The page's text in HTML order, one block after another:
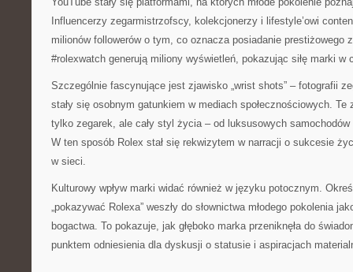
Influencerzy zegarmistrzofscy, kolekcjonerzy i lifestyle’owi
milionów followerów o tym, co oznacza posiadanie prestiżowego
#rolexwatch generują miliony wyświetleń, pokazując siłę marki w
Szczególnie fascynujące jest zjawisko „wrist shots” – fotografii
stały się osobnym gatunkiem w mediach społecznościowych.
tylko zegarek, ale cały styl życia – od luksusowych
W ten sposób Rolex stał się rekwizytem w narracji o sukcesie
w sieci.
Kulturowy wpływ marki widać również w języku potocznym.
„pokazywać Rolexa” weszły do słownictwa młodego pokolenia
bogactwa. To pokazuje, jak głęboko marka przeniknęła do
punktem odniesienia dla dyskusji o statusie i aspiracjach